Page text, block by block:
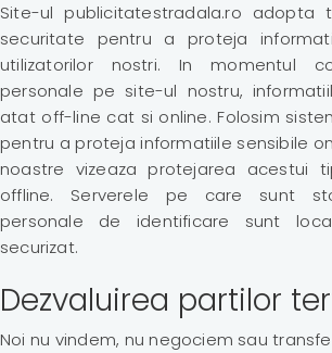
Site-ul publicitatestradala.ro adopta
securitate pentru a proteja
utilizatorilor nostri. In momentul
personale pe site-ul nostru,
atat off-line cat si online. Folosim
pentru a proteja informatiile sensibile
noastre vizeaza protejarea acestui
offline. Serverele pe care sunt
personale de identificare sunt
securizat.
Dezvaluirea partilor
Noi nu vindem, nu negociem sau